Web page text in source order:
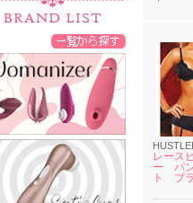
レース
ー パ
ト ブ